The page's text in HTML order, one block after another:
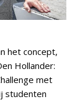
het concept,
Hollander:
met
studenten